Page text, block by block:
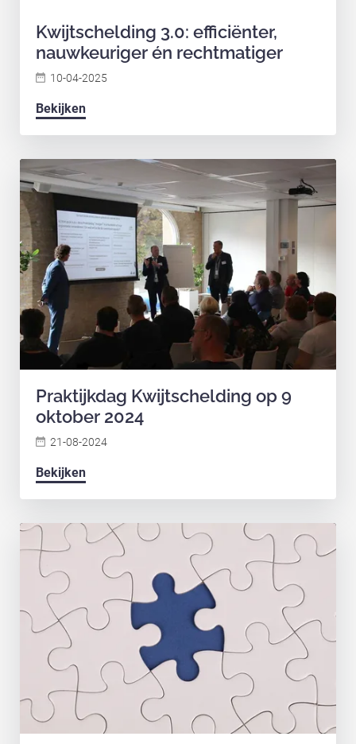
Kwijtschelding 3.0: efficiënter,
nauwkeuriger én rechtmatiger
10-04-2025
Bekijken
Praktijkdag Kwijtschelding op 9
oktober 2024
21-08-2024
Bekijken